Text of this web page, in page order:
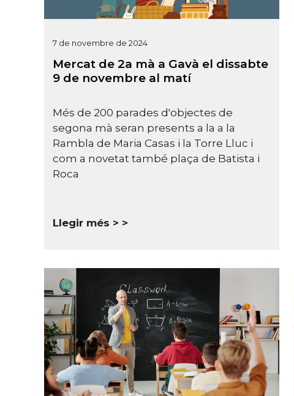
7 de novembre de 2024
Mercat de 2a mà a Gavà el dissabte
9 de novembre al matí
Més de 200 parades d'objectes de
segona mà seran presents a la a la
Rambla de Maria Casas i la Torre Lluc i
com a novetat també plaça de Batista i
Roca
Llegir més >